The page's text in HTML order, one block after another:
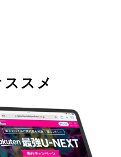
リやブラウザでログイン
り、各種サービスの安全
ず設定しましょう
スメ